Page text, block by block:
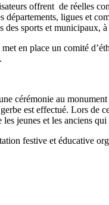
offrent de réelles
départements, ligues et
sports et municipaux,
en place un comité
cérémonie au
est effectué. Lors de
jeunes et les anciens
festive et éducative